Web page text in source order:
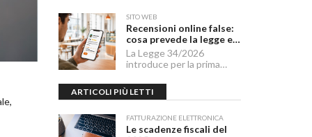
un'infrastruttura di base
per imprese,
professionisti e cittadini.
SITO WEB
Recensioni online false:
cosa prevede la legge e
cosa possono fare le
imprese
La Legge 34/2026
introduce per la prima
organica contro le
recensioni online illecite,
ristorazione e del turismo.
ARTICOLI PIÙ LETTI
FATTURAZIONE ELETTRONICA
Le scadenze fiscali del